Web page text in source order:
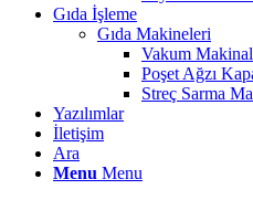
Gıda İşleme
Gıda Makineleri
Vakum
Poşet Ağzı
Streç Sarma
Yazılımlar
İletişim
Ara
Menu Menu